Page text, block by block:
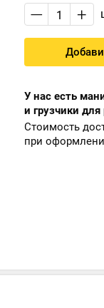
— +
У нас есть
и грузчики для
Стоимость
при